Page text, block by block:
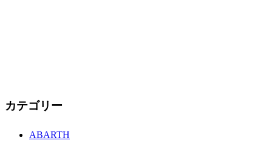
カテゴリー
ABARTH